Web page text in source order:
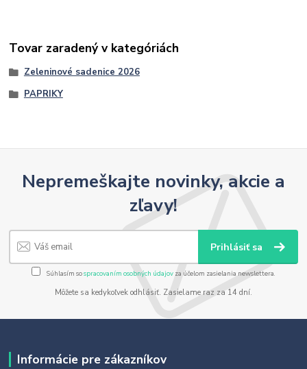
Tovar zaradený v kategóriách
Zeleninové sadenice 2026
PAPRIKY
Nepremeškajte novinky, akcie a
zľavy!
Prihlásiť sa
Súhlasím sospracovaním osobných údajov za účelom zasielania newslettera.
Môžete sa kedykoľvek odhlásiť. Zasielame raz za 14 dní.
Informácie pre zákazníkov